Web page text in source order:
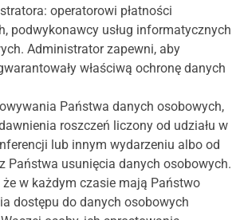
operatorowi płatności
podwykonawcy usług informatycznych
Administrator zapewni, aby
właściwą ochronę danych
Państwa danych osobowych,
roszczeń liczony od udziału w
lub innym wydarzeniu albo od
Państwa usunięcia danych osobowych.
że w każdym czasie mają Państwo
dostępu do danych osobowych